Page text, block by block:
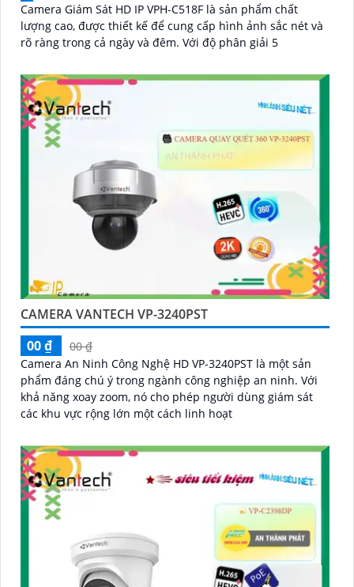
Camera Giám Sát HD IP VPH-C518F là sản phẩm chất
lượng cao, được thiết kế để cung cấp hình ảnh sắc nét và
rõ ràng trong cả ngày và đêm. Với độ phân giải 5
CAMERA VANTECH VP-3240PST
00 ₫
00 ₫
Camera An Ninh Công Nghệ HD VP-3240PST là một sản
phẩm đáng chú ý trong ngành công nghiệp an ninh. Với
khả năng xoay zoom, nó cho phép người dùng giám sát
các khu vực rộng lớn một cách linh hoạt